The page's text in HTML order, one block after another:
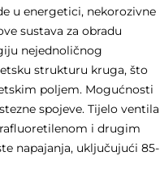
u energetici, nekorozivne
sustava za obradu
nejednoličnog
strukturu kruga, što
poljem. Mogućnosti
spojeve. Tijelo ventila
i drugim
napajanja, uključujući 85-